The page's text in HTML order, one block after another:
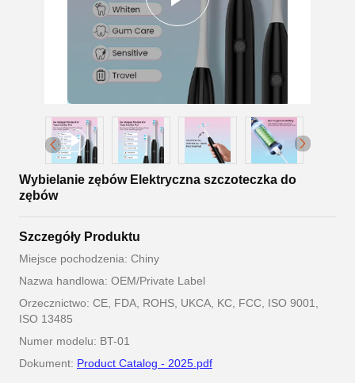
Wybielanie zębów Elektryczna szczoteczka do
zębów
Szczegóły Produktu
Miejsce pochodzenia: Chiny
Nazwa handlowa: OEM/Private Label
Orzecznictwo: CE, FDA, ROHS, UKCA, KC, FCC, ISO 9001,
ISO 13485
Numer modelu: BT-01
Dokument: Product Catalog - 2025.pdf